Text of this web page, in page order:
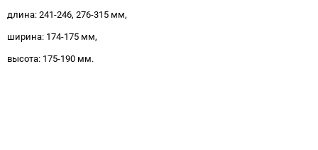
длина: 241-246, 276-315 мм,
ширина: 174-175 мм,
высота: 175-190 мм.